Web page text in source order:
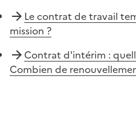
Le contrat de travail
mission ?
Contrat d'intérim :
Combien de